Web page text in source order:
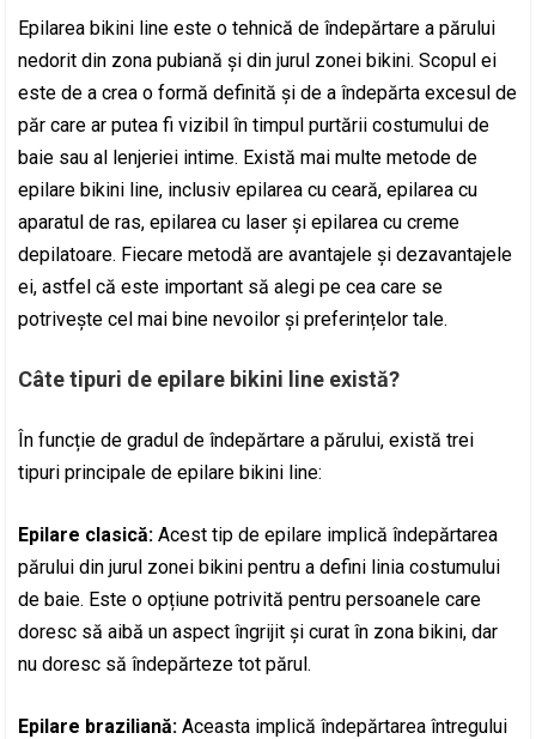
Epilarea bikini line este o tehnică de îndepărtare a părului
nedorit din zona pubiană și din jurul zonei bikini. Scopul ei
este de a crea o formă definită și de a îndepărta excesul de
păr care ar putea fi vizibil în timpul purtării costumului de
baie sau al lenjeriei intime. Există mai multe metode de
epilare bikini line, inclusiv epilarea cu ceară, epilarea cu
aparatul de ras, epilarea cu laser și epilarea cu creme
depilatoare. Fiecare metodă are avantajele și dezavantajele
ei, astfel că este important să alegi pe cea care se
potrivește cel mai bine nevoilor și preferințelor tale.
Câte tipuri de epilare bikini line există?
În funcție de gradul de îndepărtare a părului, există trei
tipuri principale de epilare bikini line:
Epilare clasică: Acest tip de epilare implică îndepărtarea
părului din jurul zonei bikini pentru a defini linia costumului
de baie. Este o opțiune potrivită pentru persoanele care
doresc să aibă un aspect îngrijit și curat în zona bikini, dar
nu doresc să îndepărteze tot părul.
Epilare braziliană: Aceasta implică îndepărtarea întregului